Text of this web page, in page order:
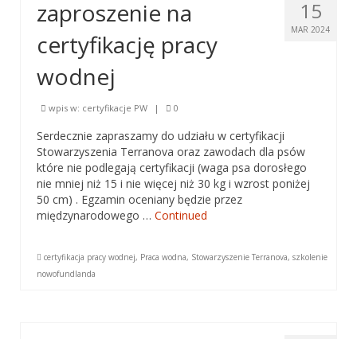
15
MAR 2024
zaproszenie na
certyfikację pracy
wodnej
wpis w: certyfikacje PW | 0
Serdecznie zapraszamy do udziału w certyfikacji
Stowarzyszenia Terranova oraz zawodach dla psów
które nie podlegają certyfikacji (waga psa dorosłego
nie mniej niż 15 i nie więcej niż 30 kg i wzrost poniżej
50 cm) . Egzamin oceniany będzie przez
międzynarodowego … Continued
certyfikacja pracy wodnej, Praca wodna, Stowarzyszenie Terranova, szkolenie
nowofundlanda